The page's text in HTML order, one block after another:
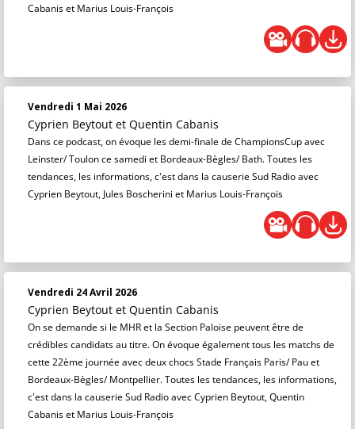
Cabanis et Marius Louis-François
Vendredi 1 Mai 2026
Cyprien Beytout et Quentin Cabanis
Dans ce podcast, on évoque les demi-finale de ChampionsCup avec
Leinster/ Toulon ce samedi et Bordeaux-Bègles/ Bath. Toutes les
tendances, les informations, c'est dans la causerie Sud Radio avec
Cyprien Beytout, Jules Boscherini et Marius Louis-François
Vendredi 24 Avril 2026
Cyprien Beytout et Quentin Cabanis
On se demande si le MHR et la Section Paloise peuvent être de
crédibles candidats au titre. On évoque également tous les matchs de
cette 22ème journée avec deux chocs Stade Français Paris/ Pau et
Bordeaux-Bègles/ Montpellier. Toutes les tendances, les informations,
c'est dans la causerie Sud Radio avec Cyprien Beytout, Quentin
Cabanis et Marius Louis-François